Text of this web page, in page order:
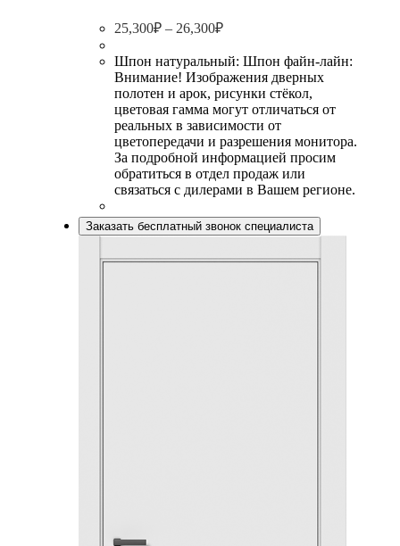
25,300₽ – 26,300₽
Шпон натуральный: Шпон файн-лайн:
Внимание! Изображения дверных
полотен и арок, рисунки стёкол,
цветовая гамма могут отличаться от
реальных в зависимости от
цветопередачи и разрешения монитора.
За подробной информацией просим
обратиться в отдел продаж или
связаться с дилерами в Вашем регионе.
Заказать бесплатный звонок специалиста